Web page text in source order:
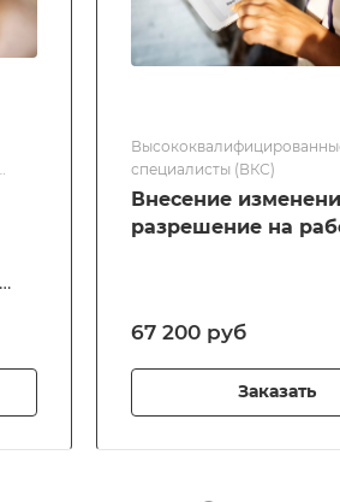
специалисты (ВКС)
Внесение
разрешение на
67 200 руб
Заказать